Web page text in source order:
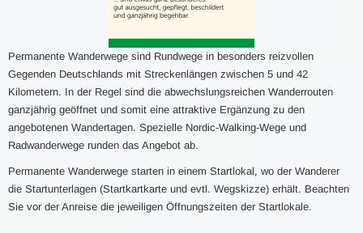
Permanente Wanderwege sind Rundwege in besonders reizvollen
Gegenden Deutschlands mit Streckenlängen zwischen 5 und 42
Kilometern. In der Regel sind die abwechslungsreichen Wanderrouten
ganzjährig geöffnet und somit eine attraktive Ergänzung zu den
angebotenen Wandertagen. Spezielle Nordic-Walking-Wege und
Radwanderwege runden das Angebot ab.
Permanente Wanderwege starten in einem Startlokal, wo der Wanderer
die Startunterlagen (Startkartkarte und evtl. Wegskizze) erhält. Beachten
Sie vor der Anreise die jeweiligen Öffnungszeiten der Startlokale.